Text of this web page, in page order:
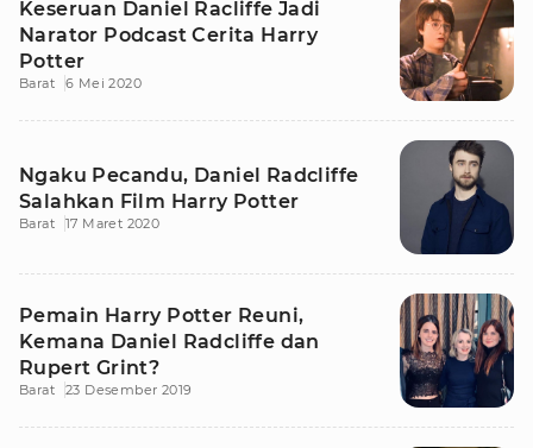
Keseruan Daniel Racliffe Jadi
Narator Podcast Cerita Harry
Potter
Barat 6 Mei 2020
Ngaku Pecandu, Daniel Radcliffe
Salahkan Film Harry Potter
Barat 17 Maret 2020
Pemain Harry Potter Reuni,
Kemana Daniel Radcliffe dan
Rupert Grint?
Barat 23 Desember 2019